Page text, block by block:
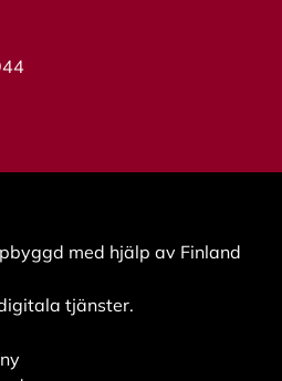
med hjälp av Finland
tjänster.